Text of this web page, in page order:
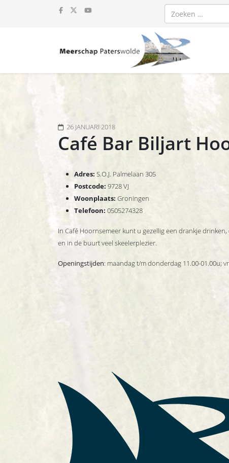
Zoeken
26 JANUARI 2018
Café Bar Biljart
Adres: S.O.J. Palmelaan 305
Postcode: 9728 VJ
Woonplaats: Groningen
Telefoon: 0505274328
In Café Hoornsemeer kunt u gezellig een drankje
en in de buurt veel skeelerplezier.
Openingstijden: maandag t/m donderdag 11.00-01.00u;